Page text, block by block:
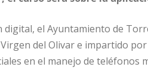
el Ayuntamiento de
del Olivar e impartido
en el manejo de teléfonos